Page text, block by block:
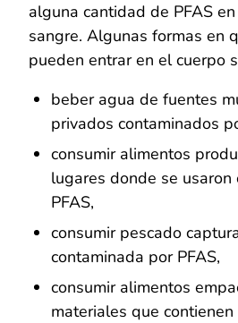
alguna cantidad de PFAS
sangre. Algunas formas en
pueden entrar en el cuerpo
beber agua de fuentes
privados contaminados
consumir alimentos
lugares donde se usaron
PFAS,
consumir pescado
contaminada por PFAS,
consumir alimentos
materiales que contienen